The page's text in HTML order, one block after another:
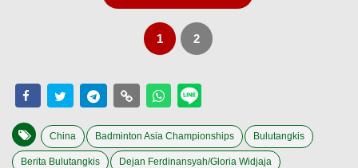
1 2
China Badminton Asia Championships Bulutangkis
Berita Bulutangkis Dejan Ferdinansyah/Gloria Widjaja